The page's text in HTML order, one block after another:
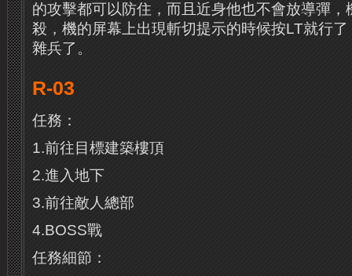
的攻擊都可以防住，而且近身他也不會放導彈，
殺，機的屏幕上出現斬切提示的時候按LT就行
雜兵了。
R-03
任務：
1.前往目標建築樓頂
2.進入地下
3.前往敵人總部
4.BOSS戰
任務細節：